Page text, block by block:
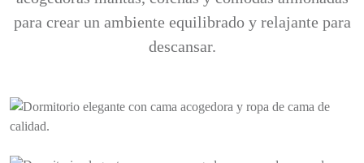
para crear un ambiente equilibrado y relajante para
descansar.